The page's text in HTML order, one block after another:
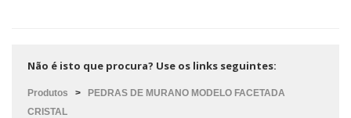
Não é isto que procura? Use os links seguintes:
Produtos >
PEDRAS DE MURANO MODELO FACETADA
CRISTAL